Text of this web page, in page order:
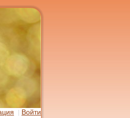
Войти